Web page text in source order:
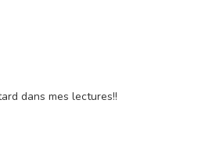
dans mes lectures!!